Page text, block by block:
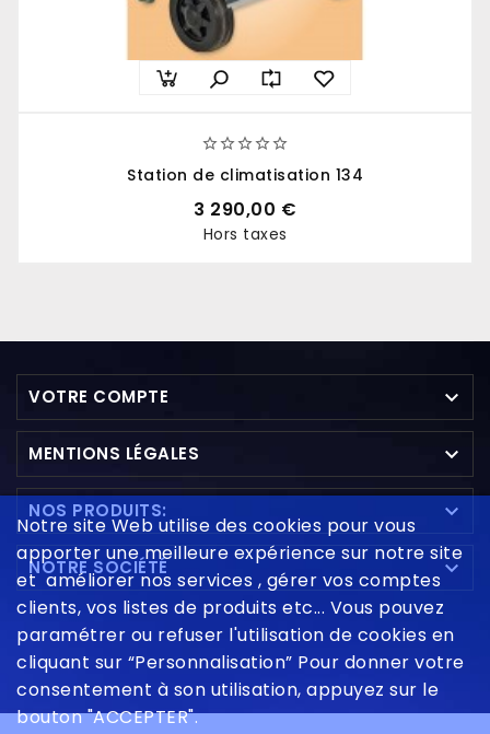

Station de climatisation 134
3 290,00 €
Hors taxes
Notre site Web utilise des cookies pour vous
apporter une meilleure expérience sur notre site
et améliorer nos services , gérer vos comptes
clients, vos listes de produits etc... Vous pouvez
paramétrer ou refuser l'utilisation de cookies en
cliquant sur “Personnalisation” Pour donner votre
consentement à son utilisation, appuyez sur le
bouton "ACCEPTER".
VOTRE COMPTE 
MENTIONS LÉGALES 
NOS PRODUITS: 
NOTRE SOCIÉTÉ 